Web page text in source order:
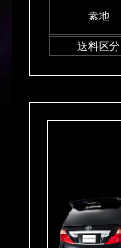
素地
送料区分